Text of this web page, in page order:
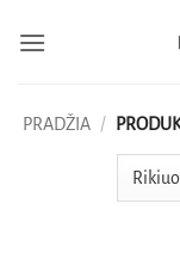
PRADŽIA /